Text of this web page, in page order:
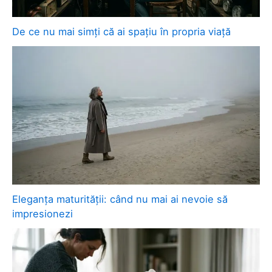
De ce nu mai simți că ai spațiu în propria viață
Eleganța maturității: când nu mai ai nevoie să
impresionezi